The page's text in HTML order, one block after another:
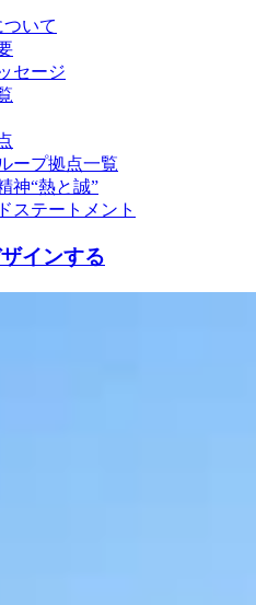
いて
セージ
ープ拠点一覧
神“熱と誠”
ステートメント
インする